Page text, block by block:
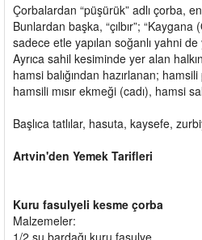
Çorbalardan “püşürük” adlı çorba,
Bunlardan başka, “çılbır”; “Kaygana
sadece etle yapılan soğanlı yahni
Ayrıca sahil kesiminde yer alan
hamsi balığından hazırlanan;
hamsili mısır ekmeği (cadı), hamsi
Başlıca tatlılar, hasuta, kaysefe,
Artvin'den Yemek Tarifleri
Kuru fasulyeli kesme çorba
Malzemeler:
1/2 su bardağı kuru fasulye